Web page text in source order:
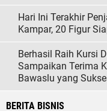
Hari Ini Terakhir
Kampar, 20 Figur
Berhasil Raih Kursi
Sampaikan Terima
Bawaslu yang
BERITA BISNIS